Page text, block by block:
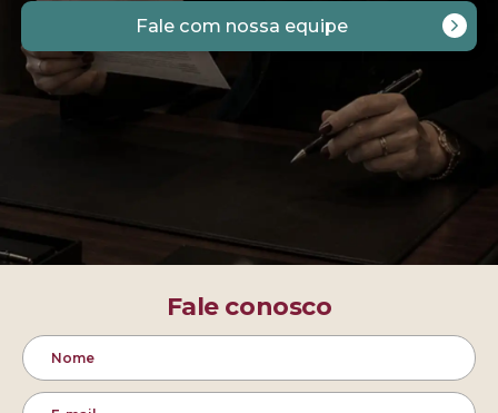
Fale com nossa equipe
Fale conosco